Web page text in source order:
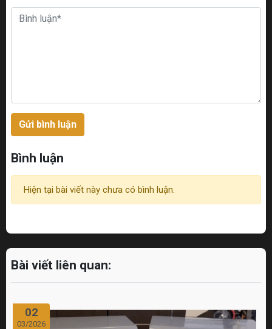
Gửi bình luận
Bình luận
Hiện tại bài viết này chưa có bình luận.
Bài viết liên quan:
02
03/2026